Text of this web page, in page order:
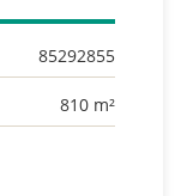
85292855
810 m²